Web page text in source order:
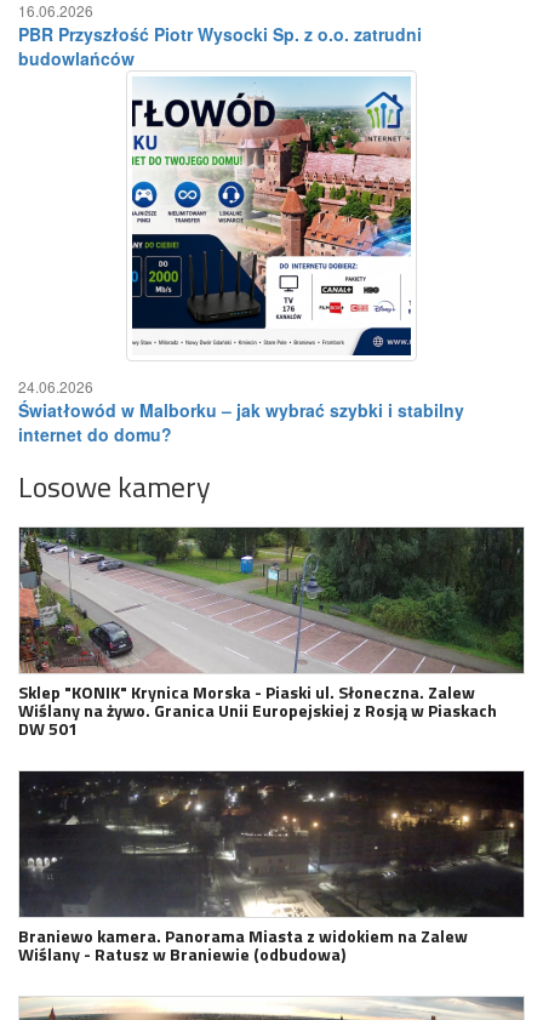
16.06.2026
PBR Przyszłość Piotr Wysocki Sp. z o.o. zatrudni
budowlańców
24.06.2026
Światłowód w Malborku – jak wybrać szybki i stabilny
internet do domu?
Losowe kamery
Sklep "KONIK" Krynica Morska - Piaski ul. Słoneczna. Zalew
Wiślany na żywo. Granica Unii Europejskiej z Rosją w Piaskach
DW 501
Braniewo kamera. Panorama Miasta z widokiem na Zalew
Wiślany - Ratusz w Braniewie (odbudowa)